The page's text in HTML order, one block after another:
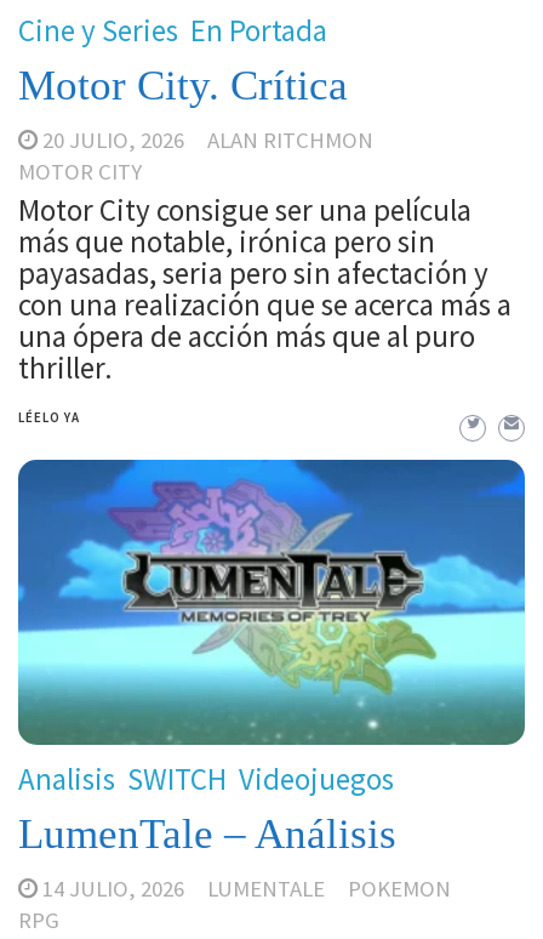
Cine y Series En Portada
Motor City. Crítica
20 JULIO, 2026
ALAN RITCHMON
MOTOR CITY
Motor City consigue ser una película
más que notable, irónica pero sin
payasadas, seria pero sin afectación y
con una realización que se acerca más a
una ópera de acción más que al puro
thriller.
LÉELO YA
Analisis SWITCH Videojuegos
LumenTale – Análisis
14 JULIO, 2026 LUMENTALE
POKEMON
RPG